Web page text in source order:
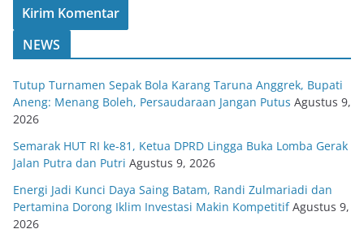
NEWS
Tutup Turnamen Sepak Bola Karang Taruna Anggrek, Bupati
Aneng: Menang Boleh, Persaudaraan Jangan Putus Agustus 9,
2026
Semarak HUT RI ke-81, Ketua DPRD Lingga Buka Lomba Gerak
Jalan Putra dan Putri Agustus 9, 2026
Energi Jadi Kunci Daya Saing Batam, Randi Zulmariadi dan
Pertamina Dorong Iklim Investasi Makin Kompetitif Agustus 9,
2026